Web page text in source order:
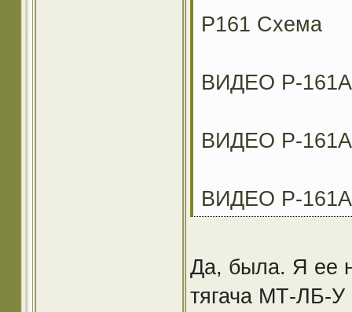
Р161 Схема
ВИДЕО Р-
ВИДЕО Р-
ВИДЕО Р-
Да, была. Я ее
тягача МТ-ЛБ-У